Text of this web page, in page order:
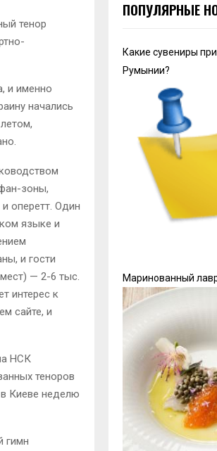
тенор
и именно
начались
зоны,
оперетт. Один
языке и
и гости
— 2-6 тыс.
интерес к
сайте, и
НСК
теноров
Киеве неделю
гимн
ПОПУЛЯРНЫЕ
Какие сувениры
Румынии?
Маринованный